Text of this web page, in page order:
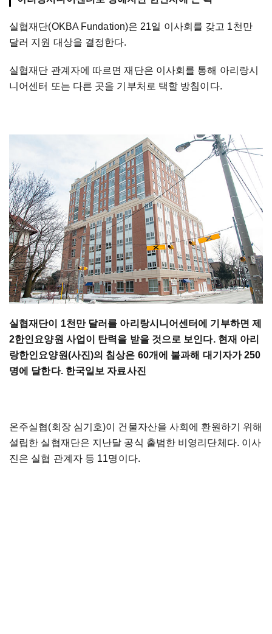
실협재단(OKBA Fundation)은 21일 이사회를 갖고 1천만
달러 지원 대상을 결정한다.
실협재단 관계자에 따르면 재단은 이사회를 통해 아리랑시
니어센터 또는 다른 곳을 기부처로 택할 방침이다.
실협재단이 1천만 달러를 아리랑시니어센터에 기부하면 제
2한인요양원 사업이 탄력을 받을 것으로 보인다. 현재 아리
랑한인요양원(사진)의 침상은 60개에 불과해 대기자가 250
명에 달한다. 한국일보 자료사진
온주실협(회장 심기호)이 건물자산을 사회에 환원하기 위해
설립한 실협재단은 지난달 공식 출범한 비영리단체다. 이사
진은 실협 관계자 등 11명이다.